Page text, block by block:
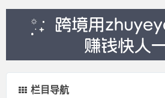
栏目导航